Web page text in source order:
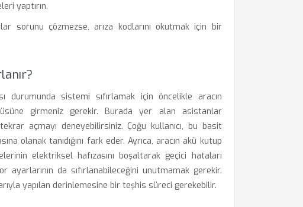
yaptırın.
sorunu çözmezse, arıza kodlarını okutmak için bir
sistemi sıfırlamak için öncelikle aracın
girmeniz gerekir. Burada yer alan asistanlar
açmayı deneyebilirsiniz. Çoğu kullanıcı, bu basit
olanak tanıdığını fark eder. Ayrıca, aracın akü kutup
elektriksel hafızasını boşaltarak geçici hataları
da sıfırlanabileceğini unutmamak gerekir.
yapılan derinlemesine bir teşhis süreci gerekebilir.